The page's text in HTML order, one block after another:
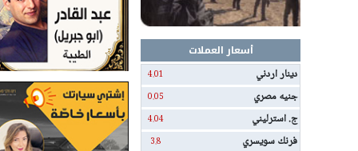
أسعار العملات
دينار اردني
4.01
جنيه مصري 0.05
ج. استرليني 4.04
فرنك سويسري 3.8